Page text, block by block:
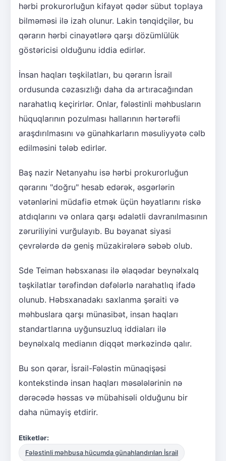
hərbi prokurorluğun kifayət qədər sübut toplaya
bilməməsi ilə izah olunur. Lakin tənqidçilər, bu
qərarın hərbi cinayətlərə qarşı dözümlülük
göstəricisi olduğunu iddia edirlər.
İnsan haqları təşkilatları, bu qərarın İsrail
ordusunda cəzasızlığı daha da artıracağından
narahatlıq keçirirlər. Onlar, fələstinli məhbusların
hüquqlarının pozulması hallarının hərtərəfli
araşdırılmasını və günahkarların məsuliyyətə cəlb
edilməsini tələb edirlər.
Baş nazir Netanyahu isə hərbi prokurorluğun
qərarını "doğru" hesab edərək, əsgərlərin
vətənlərini müdafiə etmək üçün həyatlarını riskə
atdıqlarını və onlara qarşı ədalətli davranılmasının
zəruriliyini vurğulayıb. Bu bəyanat siyasi
çevrələrdə də geniş müzakirələrə səbəb olub.
Sde Teiman həbsxanası ilə əlaqədar beynəlxalq
təşkilatlar tərəfindən dəfələrlə narahatlıq ifadə
olunub. Həbsxanadakı saxlanma şəraiti və
məhbuslara qarşı münasibət, insan haqları
standartlarına uyğunsuzluq iddiaları ilə
beynəlxalq medianın diqqət mərkəzində qalır.
Bu son qərar, İsrail-Fələstin münaqişəsi
kontekstində insan haqları məsələlərinin nə
dərəcədə həssas və mübahisəli olduğunu bir
daha nümayiş etdirir.
Etiketlər:
Fələstinli məhbusa hücumda günahlandırılan İsrail